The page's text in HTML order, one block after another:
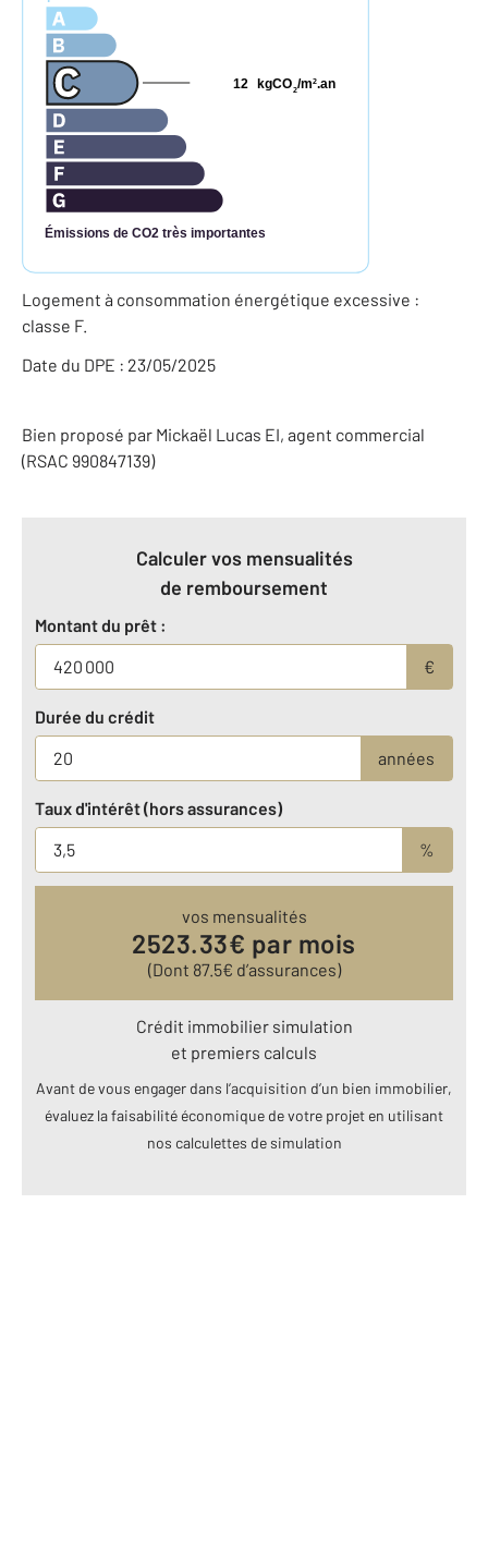
Émissions de CO2 très importantes
kgCO2/m2.an
12
Logement à consommation énergétique excessive :
classe F.
Date du DPE : 23/05/2025
Bien proposé par Mickaël Lucas EI, agent commercial
(RSAC 990847139)
Calculer vos mensualités
de remboursement
Montant du prêt :
€
Durée du crédit
années
Taux d'intérêt (hors assurances)
%
vos mensualités
2523.33€ par mois
(Dont 87.5€ d’assurances)
Crédit immobilier simulation
et premiers calculs
Avant de vous engager dans l’acquisition d’un bien immobilier,
évaluez la faisabilité économique de votre projet en utilisant
nos calculettes de simulation